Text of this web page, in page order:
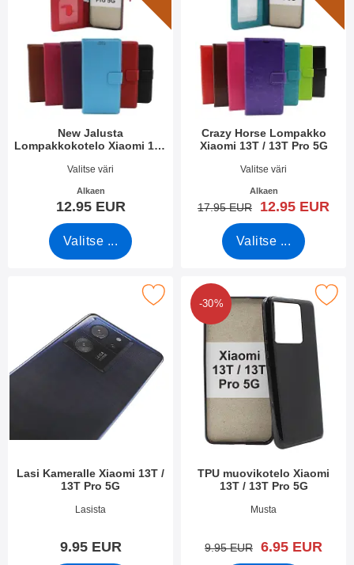
New Jalusta
Lompakkokotelo Xiaomi 13T
Tuote.nro 49395
Valitse väri
Alkaen
12.95 EUR
Valitse ...
Crazy Horse Lompakko
Xiaomi 13T / 13T Pro 5G
Tuote.nro 49401
Valitse väri
Alkaen
vanha hinta
17.95 EUR uusi hinta
12.95 EUR
Valitse ...
Lasi Kameralle Xiaomi 13T /
13T Pro 5G
Tuote.nro 49427
Lasista
9.95 EUR
lasi Kameralle Xiaomi 13T / 13T Pro 5G suosikiksi
-30%
TPU muovikotelo Xiaomi
13T / 13T Pro 5G
Tuote.nro 49429
Musta
vanha hinta
9.95 EUR uusi hinta
6.95 EUR
Merkitse tPU muovikotelo Xiaomi